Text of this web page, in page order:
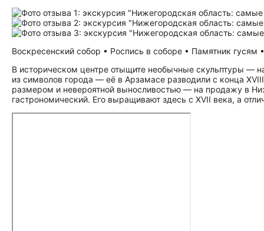
Воскресенский собор • Роспись в соборе • Памятник гусям
В историческом центре отыщите необычные скульптуры —
из символов города — её в Арзамасе разводили с конца
размером и невероятной выносливостью — на продажу в
гастрономический. Его выращивают здесь с XVII века, а